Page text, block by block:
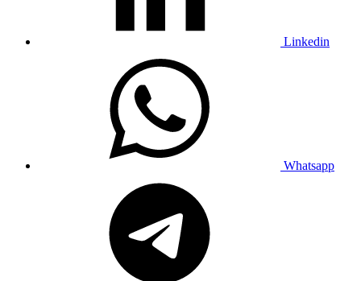
Linkedin
Whatsapp